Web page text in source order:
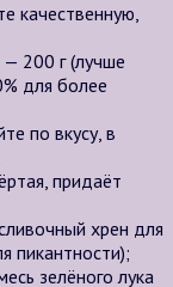
качественную,
— 200 г (лучше
для более
по вкусу, в
придаёт
хрен для
пикантности);
зелёного лука